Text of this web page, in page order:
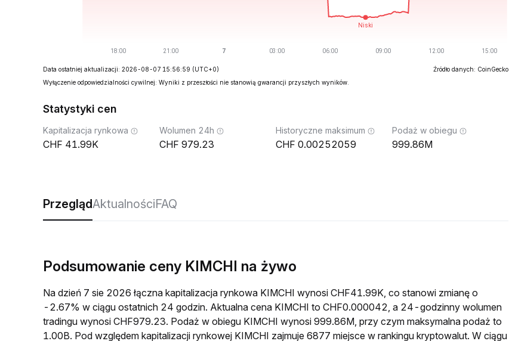
Data ostatniej aktualizacji: 2026-08-07 15:56:59 (UTC+0)
Źródło danych: CoinGecko
Wyłączenie odpowiedzialności cywilnej: Wyniki z przeszłości nie stanowią gwarancji przyszłych wyników.
Statystyki cen
Kapitalizacja rynkowa
41.99K
Wolumen 24h
979.23
Historyczne maksimum
0.00252059
Podaż w obiegu
999.86M
PrzeglądAktualnościFAQ
Podsumowanie ceny KIMCHI na żywo
Na dzień 7 sie 2026 łączna kapitalizacja rynkowa KIMCHI wynosi CHF41.99K, co stanowi zmianę o
-2.67% w ciągu ostatnich 24 godzin. Aktualna cena KIMCHI to CHF0.000042, a 24-godzinny wolumen
tradingu wynosi CHF979.23. Podaż w obiegu KIMCHI wynosi 999.86M, przy czym maksymalna podaż to
1.00B. Pod względem kapitalizacji rynkowej KIMCHI zajmuje 6877 miejsce w rankingu kryptowalut. W ciągu